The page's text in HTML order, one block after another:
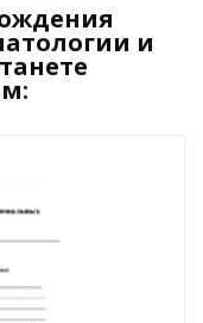
и